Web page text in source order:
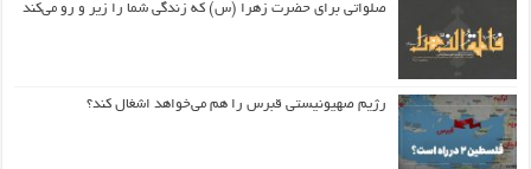
صلواتی برای حضرت زهرا (س) که زندگی شما را زیر و رو می‌کند
رژیم صهیونیستی قبرس را هم می‌خواهد اشغال کند؟